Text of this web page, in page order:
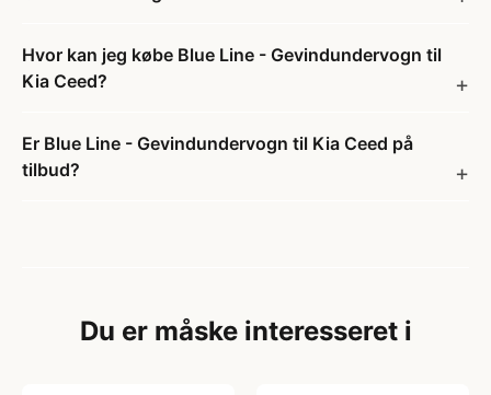
Hvor kan jeg købe Blue Line - Gevindundervogn til
Kia Ceed?
Er Blue Line - Gevindundervogn til Kia Ceed på
tilbud?
Du er måske interesseret i